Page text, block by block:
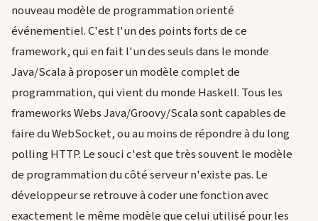
nouveau modèle de programmation orienté
événementiel. C'est l'un des points forts de ce
framework, qui en fait l'un des seuls dans le monde
Java/Scala à proposer un modèle complet de
programmation, qui vient du monde Haskell. Tous les
frameworks Webs Java/Groovy/Scala sont capables de
faire du WebSocket, ou au moins de répondre à du long
polling HTTP. Le souci c'est que très souvent le modèle
de programmation du côté serveur n'existe pas. Le
développeur se retrouve à coder une fonction avec
exactement le même modèle que celui utilisé pour les